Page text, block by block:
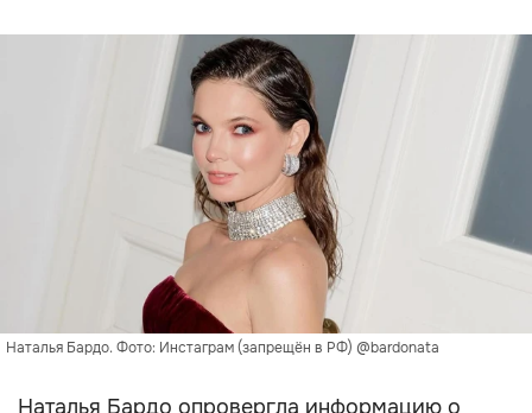
Наталья Бардо. Фото: Инстаграм (запрещён в РФ) @bardonata
Наталья Бардо опровергла информацию о